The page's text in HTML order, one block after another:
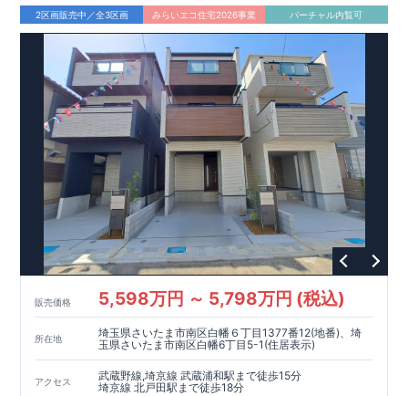
2区画販売中／全3区画 みらいエコ住宅2026事業 バーチャル内覧可
販売価格 5,598万円 ～ 5,798万円 (税込)
所在地
埼玉県さいたま市南区白幡６丁目1377番12(地番)、埼
玉県さいたま市南区白幡6丁目5-1(住居表示)
アクセス
武蔵野線,埼京線 武蔵浦和駅まで徒歩15分
埼京線 北戸田駅まで徒歩18分